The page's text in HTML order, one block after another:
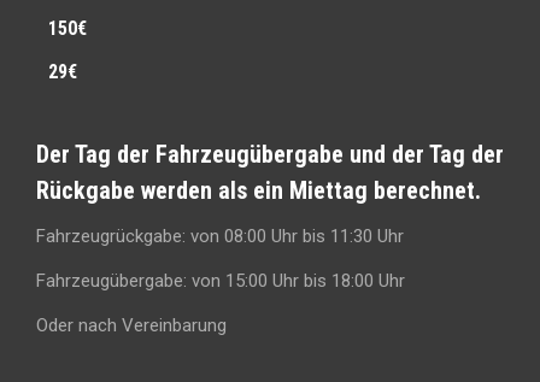
150€
29€
Der Tag der Fahrzeugübergabe und der Tag der
Rückgabe werden als ein Miettag berechnet.
Fahrzeugrückgabe: von 08:00 Uhr bis 11:30 Uhr
Fahrzeugübergabe: von 15:00 Uhr bis 18:00 Uhr
Oder nach Vereinbarung